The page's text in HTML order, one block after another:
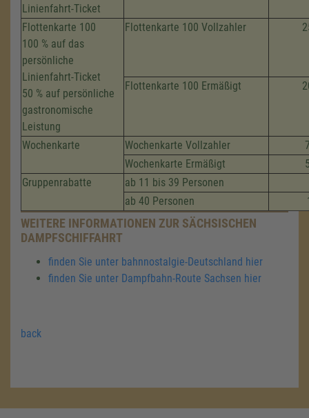
Linienfahrt-Ticket
Flottenkarte 100
100 % auf das
persönliche
Linienfahrt-Ticket
50 % auf persönliche
gastronomische
Leistung
Flottenkarte 100 Vollzahler
Flottenkarte 100 Ermäßigt
Wochenkarte Wochenkarte Vollzahler
Wochenkarte Ermäßigt
Gruppenrabatte
ab 11 bis 39 Personen
ab 40 Personen
WEITERE INFORMATIONEN ZUR SÄCHSISCHEN
DAMPFSCHIFFAHRT
finden Sie unter bahnnostalgie-Deutschland hier
finden Sie unter Dampfbahn-Route Sachsen hier
back